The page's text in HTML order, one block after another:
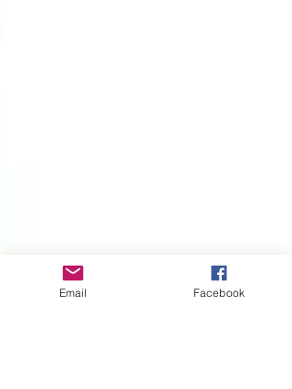
Email Facebook